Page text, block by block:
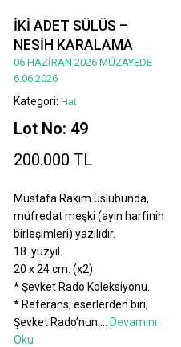
İKİ ADET SÜLÜS –
NESİH KARALAMA
06 HAZİRAN 2026 MÜZAYEDE
6.06.2026
Kategori: Hat
Lot No: 49
200.000 TL
Mustafa Rakım üslubunda,
müfredat meşki (ayın harfinin
birleşimleri) yazılıdır.
18. yüzyıl.
20 x 24 cm. (x2)
* Şevket Rado Koleksiyonu.
* Referans; eserlerden biri,
Şevket Rado’nun
Devamını
Oku